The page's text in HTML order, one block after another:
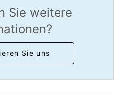
Sie weitere
Sie uns